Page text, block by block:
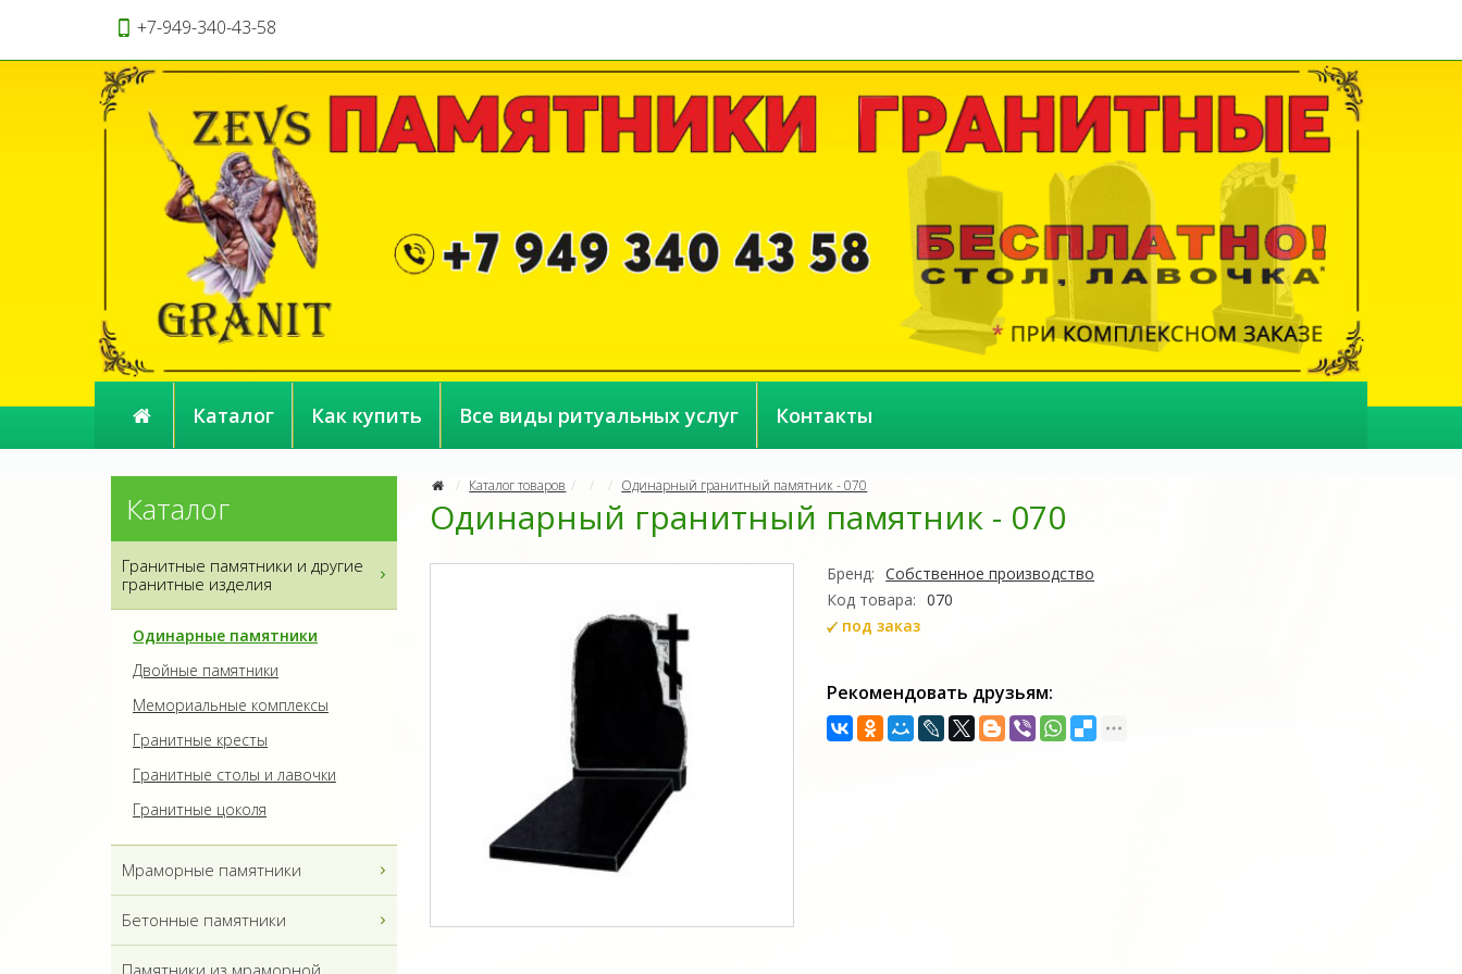
+7-949-340-43-58
Каталог Как купить Все виды ритуальных услуг Контакты
Каталог товаров Одинарный гранитный памятник - 070
Одинарный гранитный памятник - 070
Бренд: Собственное производство
Код товара: 070
под заказ
Рекомендовать друзьям:
Каталог
Гранитные памятники и другие
гранитные изделия
Одинарные памятники
Двойные памятники
Мемориальные комплексы
Гранитные кресты
Гранитные столы и лавочки
Гранитные цоколя
Мраморные памятники
Бетонные памятники
Памятники из мраморной